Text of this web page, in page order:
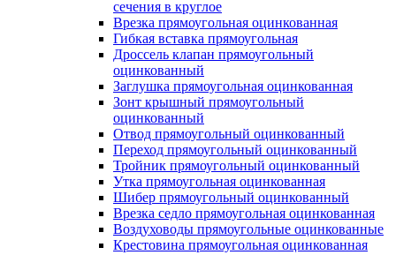
сечения в круглое
Врезка прямоугольная оцинкованная
Гибкая вставка прямоугольная
Дроссель клапан прямоугольный
оцинкованный
Заглушка прямоугольная оцинкованная
Зонт крышный прямоугольный
оцинкованный
Отвод прямоугольный оцинкованный
Переход прямоугольный оцинкованный
Тройник прямоугольный оцинкованный
Утка прямоугольная оцинкованная
Шибер прямоугольный оцинкованный
Врезка седло прямоугольная оцинкованная
Воздуховоды прямоугольные оцинкованные
Крестовина прямоугольная оцинкованная